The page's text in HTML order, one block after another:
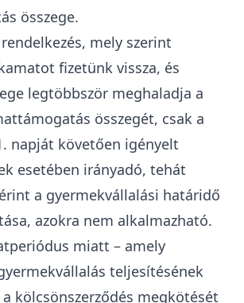
- alakul a visszafizetendő
az esetben a
szerint folyósított teljes
vetített, a Babaváró rendelet
hitelintézeti tájékoztatás
jegybanki alapkamat 3
növelt mértékének megfelelő, a
és a kamattámogatás
időszakra számolt kamat
ha a folyósított
összege magasabb lenne, mint